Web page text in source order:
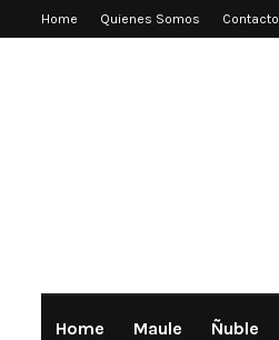
Home Quienes Somos Contacto
Home Maule Ñuble